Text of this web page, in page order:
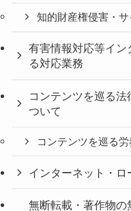
知的財産権侵害・
有害情報対応等イン
る対応業務
コンテンツを巡る
ついて
コンテンツを巡る
インターネット・ロ
無断転載・著作物